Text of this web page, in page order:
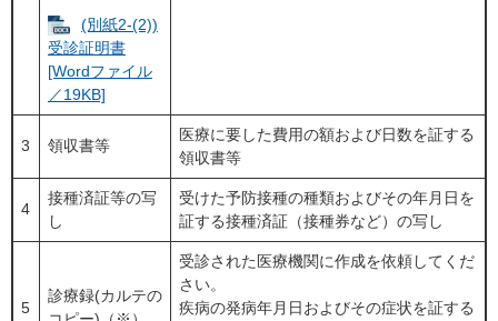
(別紙2-(2))
受診証明書
[Wordファイル
／19KB]
3 領収書等
医療に要した費用の額および日数を証する
領収書等
4
接種済証等の写
し
受けた予防接種の種類およびその年月日を
証する接種済証（接種券など）の写し
5
診療録(カルテの
受診された医療機関に作成を依頼してくだ
さい。
疾病の発病年月日およびその症状を証する